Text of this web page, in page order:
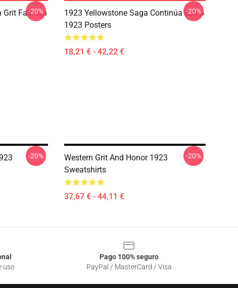
Grit Fashion
-20%
1923 Yellowstone Saga Continúa Estilo
1923 Posters
18,21 € - 42,22 €
-20%
-20%
Western Grit And Honor 1923
Sweatshirts
37,67 € - 44,11 €
-20%
uso
Pago 100% seguro
PayPal / MasterCard / Visa